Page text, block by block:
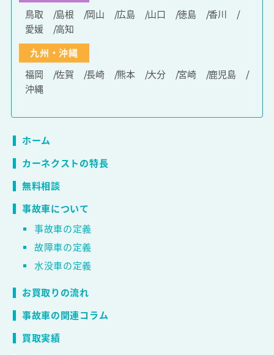
鳥取
島根 岡山 広島 山口 徳島
香川
愛媛
高知
九州・沖縄
福岡
佐賀 長崎 熊本 大分 宮崎
鹿児島
沖縄
ホーム
カーネクストの特長
無料相談
事故車について
事故車の定義
故障車の定義
水没車の定義
お買取りの流れ
事故車の関連コラム
買取実績